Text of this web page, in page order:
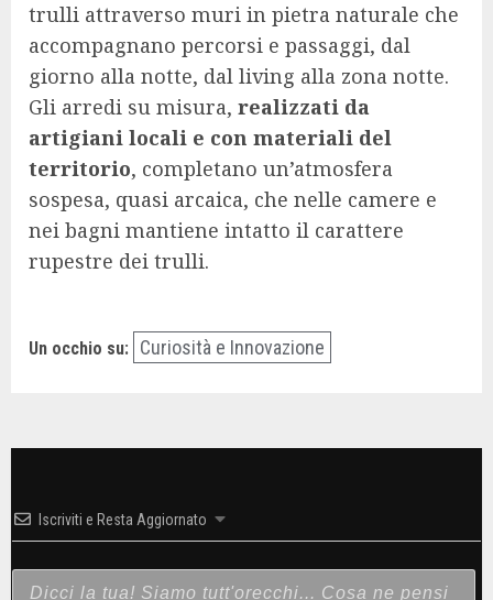
trulli attraverso muri in pietra naturale che
accompagnano percorsi e passaggi, dal
giorno alla notte, dal living alla zona notte.
Gli arredi su misura, realizzati da
artigiani locali e con materiali del
territorio, completano un’atmosfera
sospesa, quasi arcaica, che nelle camere e
nei bagni mantiene intatto il carattere
rupestre dei trulli.
Un occhio su: Curiosità e Innovazione
Iscriviti e Resta Aggiornato